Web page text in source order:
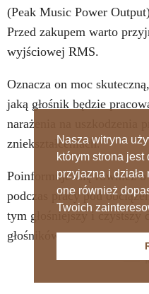
(Peak Music Power
Przed zakupem warto
wyjściowej RMS.
Oznacza on moc
jaką głośnik będzie
narażenia na uszkodzenia
zniekształceniach.
Poinformuje Cię również o
podczas pracy pod
tym głośniejszy i czystszy
głośników.
Nasza witryna
którym strona
przyjazna i
one również
Twoich